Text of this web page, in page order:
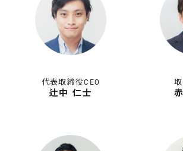
代表取締役CEO
辻中 仁士